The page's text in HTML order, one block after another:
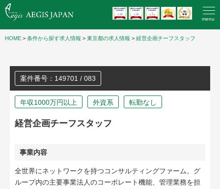
menu
HOME > 条件から探す求人情報 > 東京都の求人情報 > 経営企画チーフスタッフ
案件番号：149701 / 083
年収1000万円以上 外資系 転勤なし
経営企画チーフスタッフ
事業内容
全世界にネットワークを持つコンサルティングファーム。グ
ループ内の主要事業法人のコーポレート機能、管理業務を担